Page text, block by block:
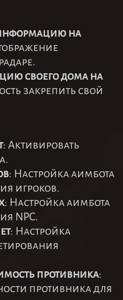
на
своего дома на
закрепить свой
: Активировать
: Настройка аимбота
игроков.
: Настройка аимбота
NPC.
: Настройка
противника:
противника для